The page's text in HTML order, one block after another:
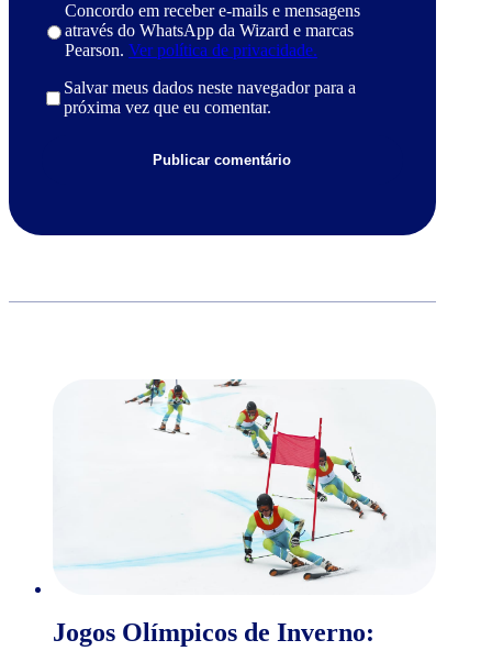
Concordo em receber e-mails e mensagens
através do WhatsApp da Wizard e marcas
Pearson. Ver política de privacidade.
Salvar meus dados neste navegador para a
próxima vez que eu comentar.
Jogos Olímpicos de Inverno: